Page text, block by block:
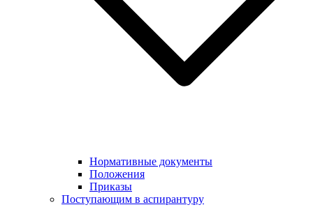
Нормативные документы
Положения
Приказы
Поступающим в аспирантуру